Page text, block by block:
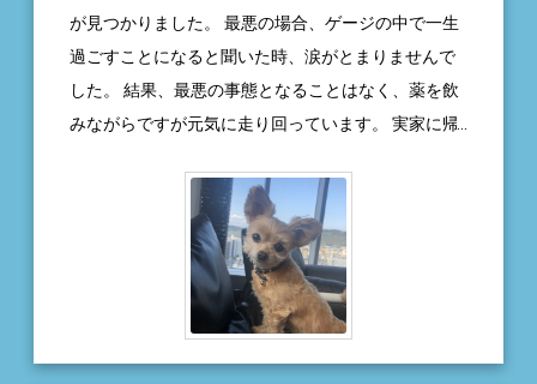
が見つかりました。 最悪の場合、ゲージの中で一生
過ごすことになると聞いた時、涙がとまりませんで
した。 結果、最悪の事態となることはなく、薬を飲
みながらですが元気に走り回っています。 実家に帰
幸せです！ いつもありがとう。 これからもよろしく